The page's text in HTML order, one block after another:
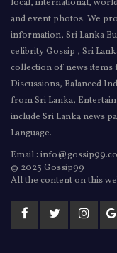
local, international,
and event photos. We
information, Sri Lanka
celibrity Gossip , Sri
collection of news items
Discussions, Balanced
from Sri Lanka,
include Sri Lanka news
Language.
Email :
© 2023 Gossip99
All the content on this